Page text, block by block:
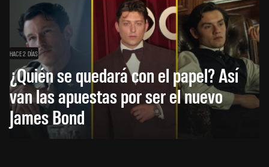
HACE 2 DÍAS
¿Quién se quedará con el papel? Así
van las apuestas por ser el nuevo
James Bond